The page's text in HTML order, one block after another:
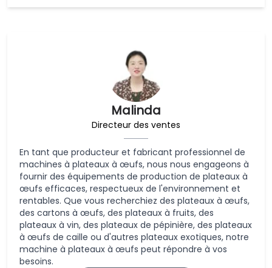
Malinda
Directeur des ventes
En tant que producteur et fabricant professionnel de
machines à plateaux à œufs, nous nous engageons à
fournir des équipements de production de plateaux à
œufs efficaces, respectueux de l'environnement et
rentables. Que vous recherchiez des plateaux à œufs,
des cartons à œufs, des plateaux à fruits, des
plateaux à vin, des plateaux de pépinière, des plateaux
à œufs de caille ou d'autres plateaux exotiques, notre
machine à plateaux à œufs peut répondre à vos
besoins.